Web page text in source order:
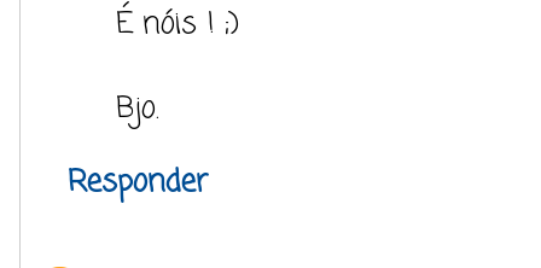
É nóis ! ;)
Bjo.
Responder